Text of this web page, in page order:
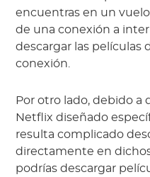
encuentras en un
de una conexión a
descargar las películas
conexión.
Por otro lado, debido
Netflix diseñado
resulta complicado
directamente en
podrías descargar